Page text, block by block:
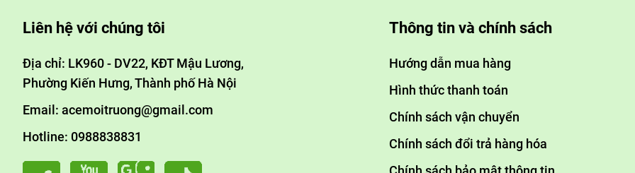
thể tiếp tục được xử lý bằng
Liên hệ với chúng tôi
Địa chỉ: LK960 - DV22, KĐT Mậu Lương,
Phường Kiến Hưng, Thành phố Hà Nội
Email: acemoitruong@gmail.com
Hotline: 0988838831
Thông tin và chính sách
Hướng dẫn mua hàng
Hình thức thanh toán
Chính sách vận chuyển
Chính sách đổi trả hàng hóa